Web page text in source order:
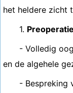
het heldere zicht
1.
- Volledig
en de algehele
- Bespreking